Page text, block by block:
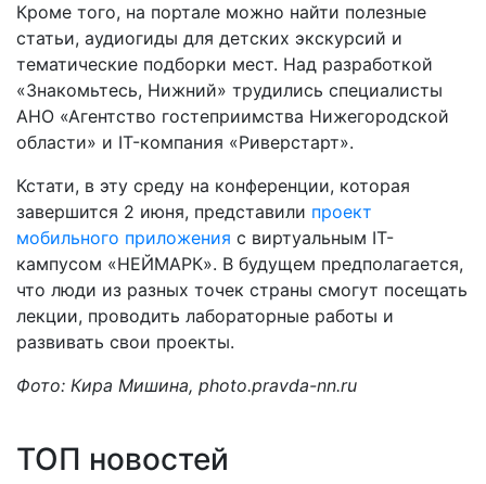
Кроме того, на портале можно найти полезные
статьи, аудиогиды для детских экскурсий и
тематические подборки мест. Над разработкой
«Знакомьтесь, Нижний» трудились специалисты
АНО «Агентство гостеприимства Нижегородской
области» и IT-компания «Риверстарт».
Кстати, в эту среду на конференции, которая
завершится 2 июня, представили проект
мобильного приложения с виртуальным IT-
кампусом «НЕЙМАРК». В будущем предполагается,
что люди из разных точек страны смогут посещать
лекции, проводить лабораторные работы и
развивать свои проекты.
Фото: Кира Мишина, photo.pravda-nn.ru
ТОП новостей